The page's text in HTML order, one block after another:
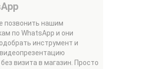
позвонить нашим
по WhatsApp и они
инструмент и
визита в магазин. Просто